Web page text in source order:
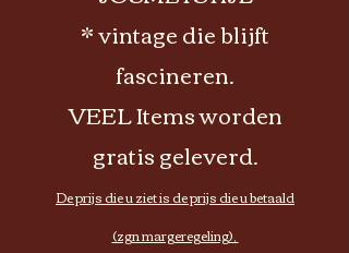
* vintage die blijft
fascineren.
VEEL Items worden
gratis geleverd.
De prijs die u ziet is de prijs die u betaald
(zgn margeregeling),